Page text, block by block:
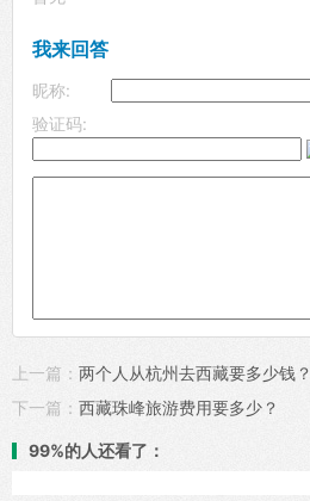
我来回答
昵称:
验证码:
上一篇： 两个人从杭州去西藏要多少钱？
下一篇： 西藏珠峰旅游费用要多少？
99%的人还看了：